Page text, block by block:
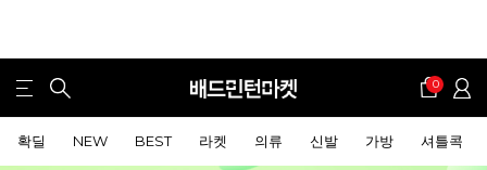
0
확딜 NEW BEST 라켓 의류 신발 가방 셔틀콕